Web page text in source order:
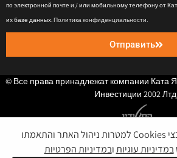
по электронной почте и / или мобильному телефону от
их базе данных.Политика конфиденциальности.
Отправить
© Все права принадлежат компании Ката
Инвестиции 2002
Политика
אתר זה משתמש בקבצי Cookies למטרות ניהול האתר והתאמתו
במדיניות עוגיותובמדיניות הפרטיות